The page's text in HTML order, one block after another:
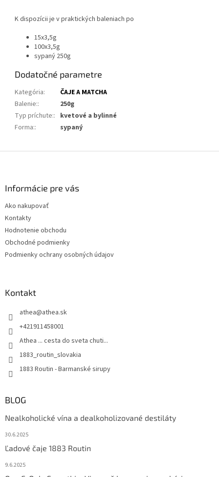
K dispozícii je v praktických baleniach po
15x3,5g
100x3,5g
sypaný 250g
Dodatočné parametre
Kategória:
ČAJE A MATCHA
Balenie::
250g
Typ príchute:: kvetové a bylinné
Forma:: sypaný
Informácie pre vás
Ako nakupovať
Kontakty
Hodnotenie obchodu
Obchodné podmienky
Podmienky ochrany osobných údajov
Kontakt
athea@athea.sk
+421911458001
Athea ... cesta do sveta chuti...
1883_routin_slovakia
1883 Routin - Barmanské sirupy
BLOG
Nealkoholické vína a dealkoholizované destiláty
30.6.2025
Ľadové čaje 1883 Routin
9.6.2025